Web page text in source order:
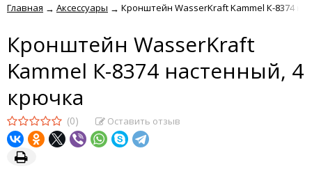
Главная → Аксессуары → Кронштейн WasserKraft Kammel К-8374
Кронштейн WasserKraft
Kammel К-8374 настенный, 4
крючка
(0) Оставить отзыв